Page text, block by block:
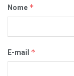
Nome *
E-mail *